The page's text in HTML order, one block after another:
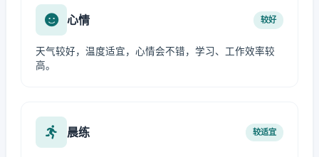
心情 较好
天气较好，温度适宜，心情会不错，学习、工作效率较
高。
晨练 较适宜